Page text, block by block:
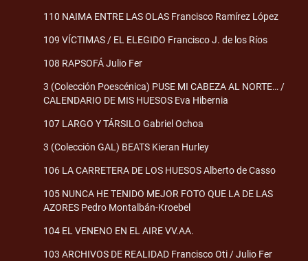
110 NAIMA ENTRE LAS OLAS Francisco Ramírez López
109 VÍCTIMAS / EL ELEGIDO Francisco J. de los Ríos
108 RAPSOFÁ Julio Fer
3 (Colección Poescénica) PUSE MI CABEZA AL NORTE… /
CALENDARIO DE MIS HUESOS Eva Hibernia
107 LARGO Y TÁRSILO Gabriel Ochoa
3 (Colección GAL) BEATS Kieran Hurley
106 LA CARRETERA DE LOS HUESOS Alberto de Casso
105 NUNCA HE TENIDO MEJOR FOTO QUE LA DE LAS
AZORES Pedro Montalbán-Kroebel
104 EL VENENO EN EL AIRE VV.AA.
103 ARCHIVOS DE REALIDAD Francisco Oti / Julio Fer